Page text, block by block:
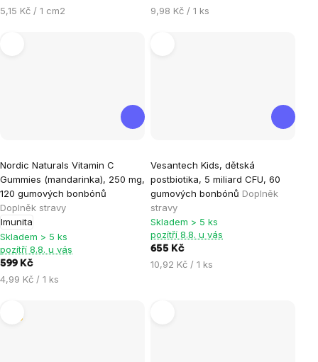
5
hvězdiček.
Měrná
5,15 Kč / 1 cm2
Měrná
9,98 Kč / 1 ks
Nordic Naturals Vitamin C
Gummies (mandarinka), 250 mg,
120 gumových bonbónů
Doplněk stravy
Imunita
Skladem > 5 ks
pozítří 8.8. u vás
599 Kč
Měrná
4,99 Kč / 1 ks
Vesantech Kids, dětská
postbiotika, 5 miliard CFU, 60
gumových bonbónů Doplněk
stravy
hodnocení
produktu
je
5,0
z
5
hvězdiček.
Skladem > 5 ks
pozítří 8.8. u vás
655 Kč
Měrná
10,92 Kč / 1 ks